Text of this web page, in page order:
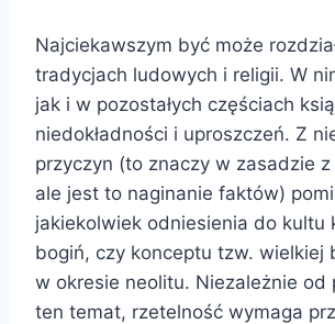
Najciekawszym być może
tradycjach ludowych i religii. W
jak i w pozostałych częściach
niedokładności i uproszczeń. Z
przyczyn (to znaczy w zasadzie
ale jest to naginanie faktów)
jakiekolwiek odniesienia do kultu
bogiń, czy konceptu tzw. wielkiej
w okresie neolitu. Niezależnie od
ten temat, rzetelność wymaga